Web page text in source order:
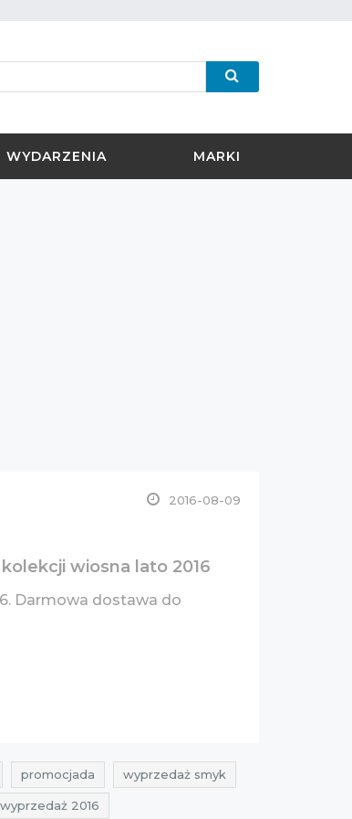
WYDARZENIA MARKI
2016-08-09
wiosna lato 2016
Darmowa dostawa do
promocjada wyprzedaż smyk
wyprzedaż 2016